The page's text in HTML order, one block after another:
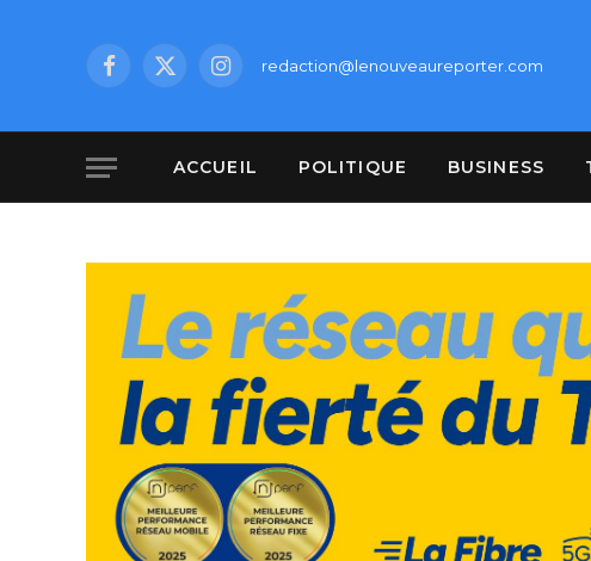
Facebook
X
Instagramredaction@lenouveaureporter.com
ACCUEIL POLITIQUE BUSINESS